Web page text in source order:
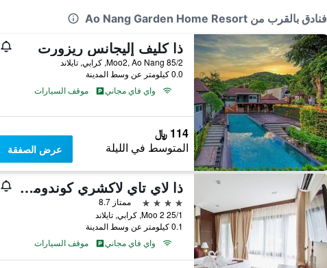
فنادق بالقرب من Ao Nang Garden Home Resort
ذا كليف إليجانس ريزورت
85/2 Moo2, Ao Nang, كرابي, تايلاند
0.0 كيلومتر عن وسط المدينة
واي فاي مجاني
موقف السيارات
114 ﷼
المتوسط في الليلة عرض الصفقة
ذا لاي تاي لاكشري كوندومينيومز
4 نجوم
ممتاز 8.7
25/1 Moo 2, كرابي, تايلاند
0.1 كيلومتر عن وسط المدينة
واي فاي مجاني
موقف السيارات